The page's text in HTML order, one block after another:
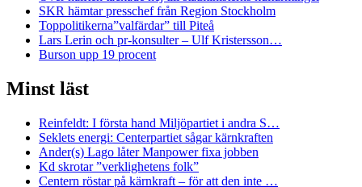
SKR hämtar presschef från Region Stockholm
Toppolitikerna”valfärdar” till Piteå
Lars Lerin och pr-konsulter – Ulf Kristersson…
Burson upp 19 procent
Minst läst
Reinfeldt: I första hand Miljöpartiet i andra S…
Seklets energi: Centerpartiet sågar kärnkraften
Ander(s) Lago låter Manpower fixa jobben
Kd skrotar ”verklighetens folk”
Centern röstar på kärnkraft – för att den inte …